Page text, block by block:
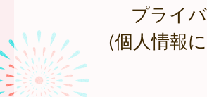
プライ
(個人情報